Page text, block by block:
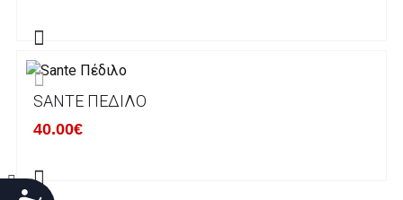
αντικατάστασή του με άλλο μέγεθος ή άλλο
προιόν.
Βασική προυπόθεση για την επιστροφή του
να μην έχει επέλθει καμία φθορά σε αυτό.
SANTE ΠΈΔΙΛΟ
40.00€